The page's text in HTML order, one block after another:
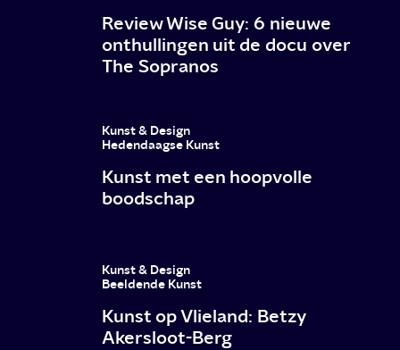
Review Wise Guy: 6 nieuwe
onthullingen uit de docu over
The Sopranos
Kunst & Design
Hedendaagse Kunst
Kunst met een hoopvolle
boodschap
Kunst & Design
Beeldende Kunst
Kunst op Vlieland: Betzy
Akersloot-Berg